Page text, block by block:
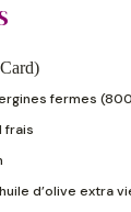
fermes
frais
d’olive extra